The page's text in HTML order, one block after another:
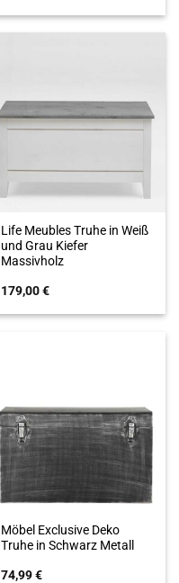
Life Meubles Truhe in Weiß
und Grau Kiefer
Massivholz
179,00€
Möbel Exclusive Deko
Truhe in Schwarz Metall
74,99€